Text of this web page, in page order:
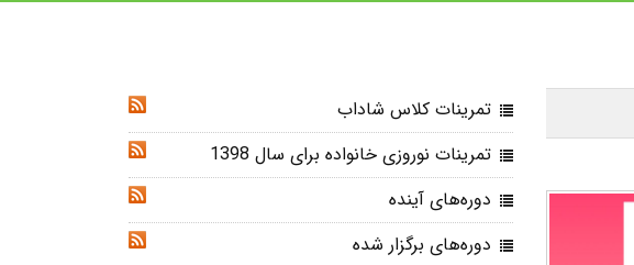
تمرینات کلاس شاداب
RSSتمرینات نوروزی خانواده برای سال 1398
دوره‌های آینده
دوره‌های برگزار شده